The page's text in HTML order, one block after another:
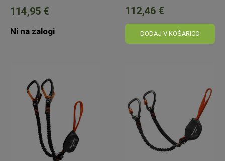
114,95 €
Ni na zalogi
112,46 €
DODAJ V KOŠARICO